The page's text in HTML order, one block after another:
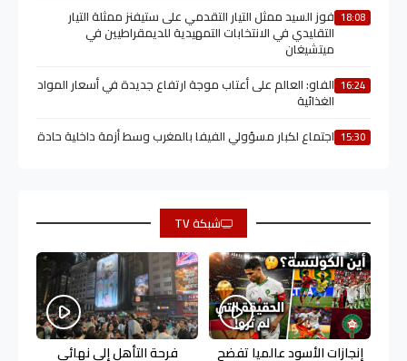
18:08 فوز السيد ممثل التيار التقدمي على ستيفنز ممثلة التيار
التقليدي في الانتخابات التمهيدية للديمقراطيين في
ميتشيغان
16:24 الفاو: العالم على أعتاب موجة ارتفاع جديدة في أسعار المواد
الغذائية
15:30 اجتماع لكبار مسؤولي الفيفا بالمغرب وسط أزمة داخلية حادة
شبكة TV
إنجازات الأسود عالميا تفضح فرحة التأهل إلى نهائي